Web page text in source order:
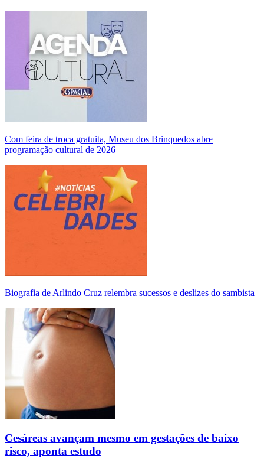
Com feira de troca gratuita, Museu dos Brinquedos abre
programação cultural de 2026
Biografia de Arlindo Cruz relembra sucessos e deslizes do sambista
Cesáreas avançam mesmo em gestações de baixo
risco, aponta estudo